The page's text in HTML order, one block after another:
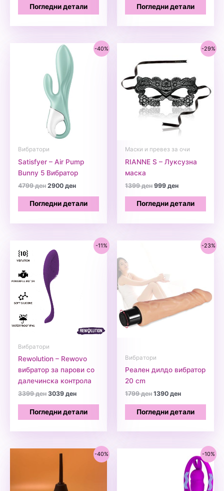
was:
1399 ден.
is:
Погледни детали
was:
2799 ден.
is:
Погледни детали
-40%
Вибратори
Satisfyer – Air Pump
Bunny 5 Вибратор
4799денOriginal
was:
4799 ден.
2900денCurrent
is:
Погледни детали
-29%
Маски и превез за очи
RIANNE S – Луксузна
маска
1399денOriginal
was:
1399 ден.
999денCurrent
is:
Погледни детали
-11%
Вибратори
Rewolution – Rewovo
вибратор за парови со
далечинска контрола
3399денOriginal
was:
3399 ден.
3039денCurrent
is:
Погледни детали
-23%
Вибратори
Реален дилдо вибратор
20 cm
1799денOriginal
was:
1799 ден.
1390денCurrent
is:
Погледни детали
-40% -10%